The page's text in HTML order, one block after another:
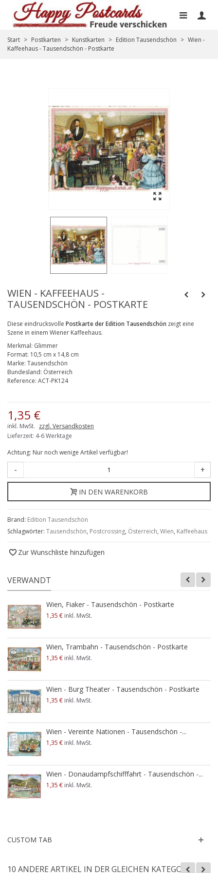
Start > Postkarten > Kunstkarten > Edition Tausendschön > Wien -
Kaffeehaus - Tausendschön - Postkarte
WIEN - KAFFEEHAUS -
TAUSENDSCHÖN - POSTKARTE
Diese eindrucksvolle Postkarte der Edition Tausendschön zeigt eine
Szene in einem Wiener Kaffeehaus.
Merkmal: Glimmer
Format: 10,5 cm x 14,8 cm
Marke: Tausendschön
Bundesland: Österreich
Reference: ACT-PK124
1,35 €
inkl. MwSt. zzgl. Versandkosten
Lieferzeit: 4-6 Werktage
Achtung: Nur noch wenige Artikel verfügbar!
- +
IN DEN WARENKORB
Brand: Edition Tausendschön
Schlagwörter: Tausendschön, Postcrossing, Österreich, Wien, Kaffeehaus
Zur Wunschliste hinzufügen
VERWANDT
Wien, Fiaker - Tausendschön - Postkarte
1,35 € inkl. MwSt.
Wien, Trambahn - Tausendschön - Postkarte
1,35 € inkl. MwSt.
Wien - Burg Theater - Tausendschön - Postkarte
1,35 € inkl. MwSt.
Wien - Vereinte Nationen - Tausendschön -...
1,35 € inkl. MwSt.
Wien - Donaudampfschifffahrt - Tausendschön -...
1,35 € inkl. MwSt.
CUSTOM TAB
10 ANDERE ARTIKEL IN DER GLEICHEN KATEGORIE: